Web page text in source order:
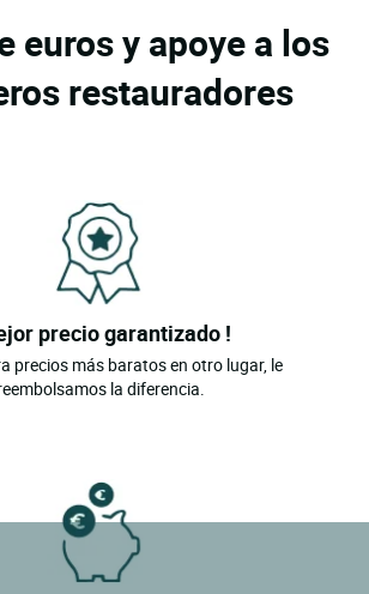
euros y apoye a los
restauradores
precio garantizado !
precios más baratos en otro lugar, le
la diferencia.